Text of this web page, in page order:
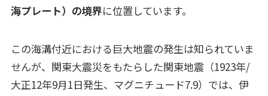
海プレート）の境界に位置しています。
この海溝付近における巨大地震の発生は知られていま
せんが、関東大震災をもたらした関東地震（1923年/
大正12年9月1日発生、マグニチュード7.9）では、伊